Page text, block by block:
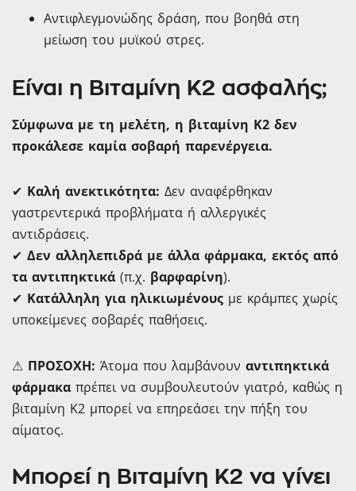
Αντιφλεγμονώδης δράση, που βοηθά στη
μείωση του μυϊκού στρες.
Είναι η Βιταμίνη K2 ασφαλής;
Σύμφωνα με τη μελέτη, η βιταμίνη K2 δεν
προκάλεσε καμία σοβαρή παρενέργεια.
✔ Καλή ανεκτικότητα: Δεν αναφέρθηκαν
γαστρεντερικά προβλήματα ή αλλεργικές
αντιδράσεις.
✔ Δεν αλληλεπιδρά με άλλα φάρμακα, εκτός από
τα αντιπηκτικά (π.χ. βαρφαρίνη).
✔ Κατάλληλη για ηλικιωμένους με κράμπες χωρίς
υποκείμενες σοβαρές παθήσεις.
⚠ ΠΡΟΣΟΧΗ: Άτομα που λαμβάνουν αντιπηκτικά
φάρμακα πρέπει να συμβουλευτούν γιατρό, καθώς η
βιταμίνη K2 μπορεί να επηρεάσει την πήξη του
αίματος.
Μπορεί η Βιταμίνη K2 να γίνει